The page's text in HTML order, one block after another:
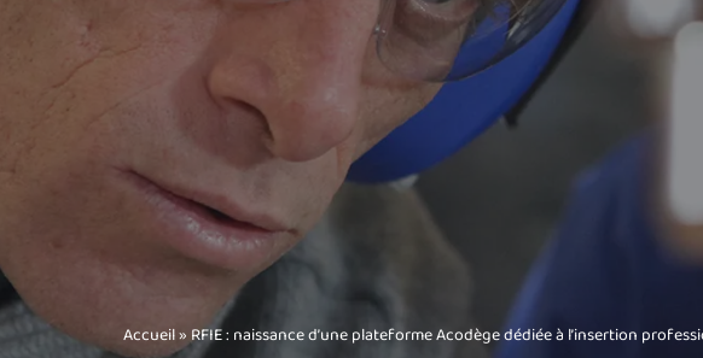
Accueil» RFIE : naissance d’une plateforme Acodège dédiée à l’insertion